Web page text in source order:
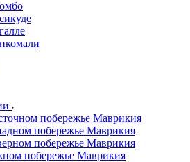
побережье Маврикия
побережье Маврикия
побережье Маврикия
побережье Маврикия